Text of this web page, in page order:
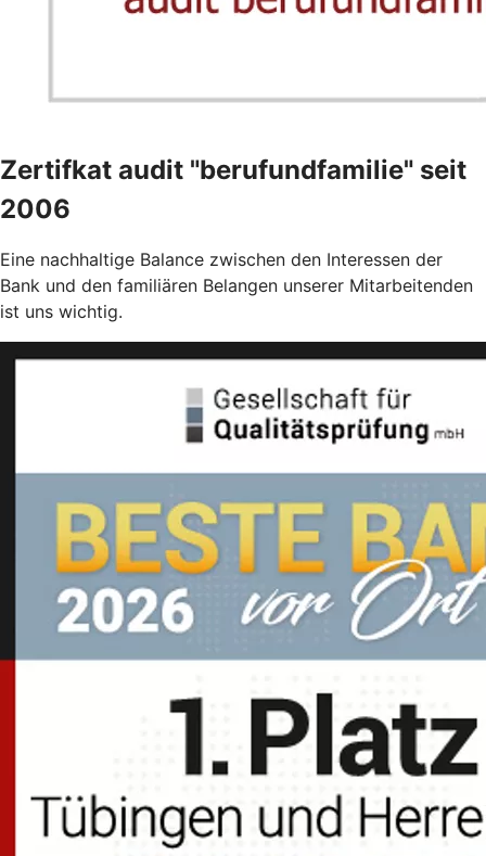
Zertifkat audit "berufundfamilie" seit
2006
Eine nachhaltige Balance zwischen den Interessen der
Bank und den familiären Belangen unserer Mitarbeitenden
ist uns wichtig.